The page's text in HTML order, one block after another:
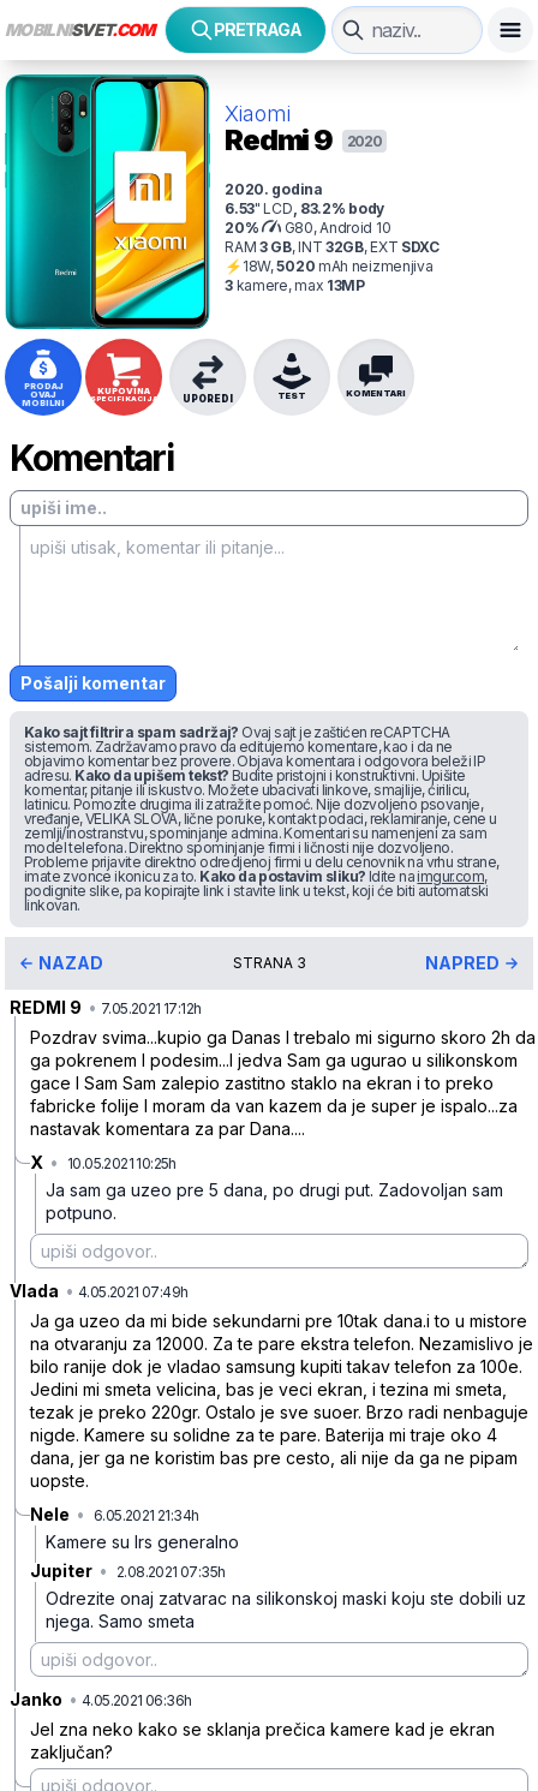
MOBILNISVET.COM PRETRAGA
Xiaomi
Redmi 9 2020
2020. godina
6.53" LCD 83.2% body
20%
G80, Android 10
RAM 3GB,INT 32GB,EXT SDXC
⚡ 18W,5020 mAh neizmenjiva
3 kamere, max 13MP
PRODAJ
OVAJ
MOBILNI
KUPOVINA
SPECIFIKACIJA TEST KOMENTARI
UPOREDI
Komentari
Pošalji komentar
Kako sajt filtrira spam sadržaj? Ovaj sajt je zaštićen reCAPTCHA
sistemom. Zadržavamo pravo da editujemo komentare, kao i da ne
objavimo komentar bez provere. Objava komentara i odgovora beleži IP
adresu. Kako da upišem tekst? Budite pristojni i konstruktivni. Upišite
komentar, pitanje ili iskustvo. Možete ubacivati linkove, smajlije, ćirilicu,
latinicu. Pomozite drugima ili zatražite pomoć. Nije dozvoljeno psovanje,
vređanje, VELIKA SLOVA, lične poruke, kontakt podaci, reklamiranje, cene u
zemlji/inostranstvu, spominjanje admina. Komentari su namenjeni za sam
model telefona. Direktno spominjanje firmi i ličnosti nije dozvoljeno.
Probleme prijavite direktno odredjenoj firmi u delu cenovnik na vrhu strane,
imate zvonce ikonicu za to. Kako da postavim sliku? Idite na imgur.com,
podignite slike, pa kopirajte link i stavite link u tekst, koji će biti automatski
linkovan.
NAZAD STRANA 3 NAPRED
REDMI 9 • 7.05.2021 17:12h
Pozdrav svima...kupio ga Danas I trebalo mi sigurno skoro 2h da
ga pokrenem I podesim...I jedva Sam ga ugurao u silikonskom
gace I Sam Sam zalepio zastitno staklo na ekran i to preko
fabricke folije I moram da van kazem da je super je ispalo...za
nastavak komentara za par Dana....
X • 10.05.2021 10:25h
Ja sam ga uzeo pre 5 dana, po drugi put. Zadovoljan sam
potpuno.
Vlada • 4.05.2021 07:49h
Ja ga uzeo da mi bide sekundarni pre 10tak dana.i to u mistore
na otvaranju za 12000. Za te pare ekstra telefon. Nezamislivo je
bilo ranije dok je vladao samsung kupiti takav telefon za 100e.
Jedini mi smeta velicina, bas je veci ekran, i tezina mi smeta,
tezak je preko 220gr. Ostalo je sve suoer. Brzo radi nenbaguje
nigde. Kamere su solidne za te pare. Baterija mi traje oko 4
dana, jer ga ne koristim bas pre cesto, ali nije da ga ne pipam
uopste.
Nele • 6.05.2021 21:34h
Kamere su lrs generalno
Jupiter • 2.08.2021 07:35h
Odrezite onaj zatvarac na silikonskoj maski koju ste dobili uz
njega. Samo smeta
Janko • 4.05.2021 06:36h
Jel zna neko kako se sklanja prečica kamere kad je ekran
zaključan?